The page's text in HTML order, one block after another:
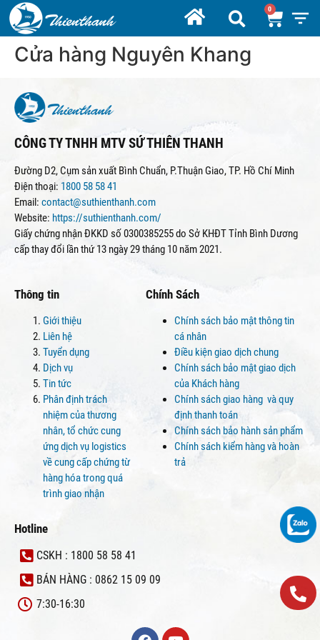
Cửa hàng Nguyên Khang
CÔNG TY TNHH MTV SỨ THIÊN THANH
Đường D2, Cụm sản xuất Bình Chuẩn, P.Thuận Giao, TP. Hồ Chí Minh
Điện thoại: 1800 58 58 41
Email: contact@suthienthanh.com
Website: https://suthienthanh.com/
Giấy chứng nhận ĐKKD số 0300385255 do Sở KHĐT Tỉnh Bình Dương
cấp thay đổi lần thứ 13 ngày 29 tháng 10 năm 2021.
Thông tin
Giới thiệu
Liên hệ
Tuyển dụng
Dịch vụ
Tin tức
Phân định trách
nhiệm của thương
nhân, tổ chức cung
ứng dịch vụ logistics
về cung cấp chứng từ
hàng hóa trong quá
trình giao nhận
Chính Sách
Chính sách bảo mật thông tin
cá nhân
Điều kiện giao dịch chung
Chính sách bảo mật giao dịch
của Khách hàng
Chính sách giao hàng và quy
định thanh toán
Chính sách bảo hành sản phẩm
Chính sách kiểm hàng và hoàn
trả
Hotline
CSKH : 1800 58 58 41
BÁN HÀNG : 0862 15 09 09
7:30-16:30